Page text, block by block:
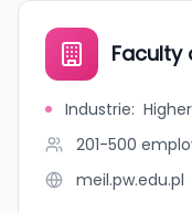
Faculty
Industrie:
201-500
meil.pw.edu.pl